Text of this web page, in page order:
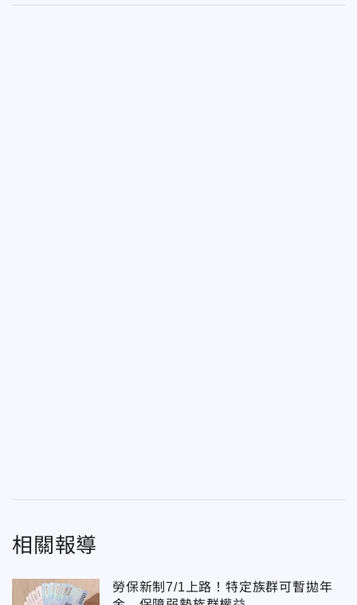
相關報導
勞保新制7/1上路！特定族群可暫拋年